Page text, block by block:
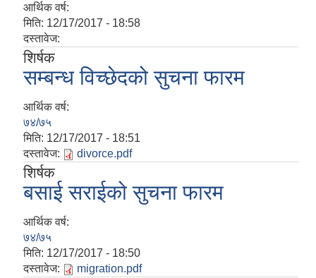
आर्थिक वर्ष:
मिति: 12/17/2017 - 18:58
दस्तावेज:
शिर्षक
सम्बन्ध विच्छेदको सुचना फारम
आर्थिक वर्ष:
७४/७५
मिति: 12/17/2017 - 18:51
दस्तावेज:
divorce.pdf
शिर्षक
बसाई सराईको सुचना फारम
आर्थिक वर्ष:
७४/७५
मिति: 12/17/2017 - 18:50
दस्तावेज:
migration.pdf